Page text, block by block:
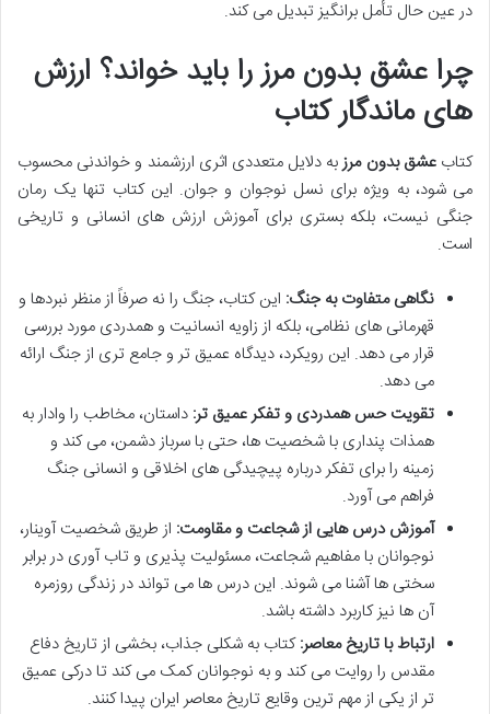
در عین حال تأمل برانگیز تبدیل می کند.
چرا عشق بدون مرز را باید خواند؟ ارزش
های ماندگار کتاب
کتابعشق بدون مرزبه دلایل متعددی اثری ارزشمند و خواندنی محسوب
می شود، به ویژه برای نسل نوجوان و جوان. این کتاب تنها یک رمان
جنگی نیست، بلکه بستری برای آموزش ارزش های انسانی و تاریخی
است.
نگاهی متفاوت به جنگ: این کتاب، جنگ را نه صرفاً از منظر نبردها و
قهرمانی های نظامی، بلکه از زاویه انسانیت و همدردی مورد بررسی
قرار می دهد. این رویکرد، دیدگاه عمیق تر و جامع تری از جنگ ارائه
می دهد.
تقویت حس همدردی و تفکر عمیق تر: داستان، مخاطب را وادار به
همذات پنداری با شخصیت ها، حتی با سرباز دشمن، می کند و
زمینه را برای تفکر درباره پیچیدگی های اخلاقی و انسانی جنگ
فراهم می آورد.
آموزش درس هایی از شجاعت و مقاومت: از طریق شخصیت آوینار،
نوجوانان با مفاهیم شجاعت، مسئولیت پذیری و تاب آوری در برابر
سختی ها آشنا می شوند. این درس ها می تواند در زندگی روزمره
آن ها نیز کاربرد داشته باشد.
ارتباط با تاریخ معاصر:کتاب به شکلی جذاب، بخشی از تاریخ دفاع
مقدس را روایت می کند و به نوجوانان کمک می کند تا درکی عمیق
تر از یکی از مهم ترین وقایع تاریخ معاصر ایران پیدا کنند.